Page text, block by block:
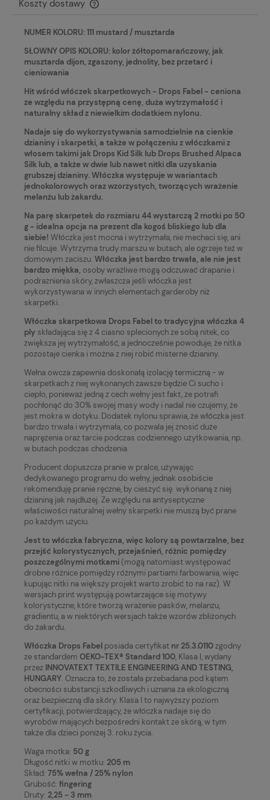
Koszty dostawy
Cena nie zawiera ewentualnych kosztów płatności
NUMER KOLORU: 111 mustard / musztarda
SŁOWNY OPIS KOLORU: kolor żółtopomarańczowy, jak
musztarda dijon, zgaszony, jednolity, bez przetarć i
cieniowania
Hit wśród włóczek skarpetkowych - Drops Fabel - ceniona
ze względu na przystępną cenę, duża wytrzymałość i
naturalny skład z niewielkim dodatkiem nylonu.
Nadaje się do wykorzystywania samodzielnie na cienkie
dzianiny i skarpetki, a także w połączeniu z włóczkami z
włosem takimi jak Drops Kid Silk lub Drops Brushed Alpaca
Silk lub, a także w dwie lub nawet nitki dla uzyskania
grubszej dzianiny. Włóczka występuje w wariantach
jednokolorowych oraz wzorzystych, tworzących wrażenie
melanżu lub żakardu.
Na parę skarpetek do rozmiaru 44 wystarczą 2 motki po 50
g - idealna opcja na prezent dla kogoś bliskiego lub dla
siebie! Włóczka jest mocna i wytrzymała, nie mechaci się, ani
nie filcuje. Wytrzyma trudy marszu w butach, ale ogrzeje też w
domowym zaciszu. Włóczka jest bardzo trwała, ale nie jest
bardzo miękka, osoby wrażliwe mogą odczuwać drapanie i
podrażnienia skóry, zwłaszcza jeśli włóczka jest
wykorzystywana w innych elementach garderoby niż
skarpetki.
Włóczka skarpetkowa Drops Fabel to tradycyjna włóczka 4
ply składająca się z 4 ciasno splecionych ze sobą nitek, co
zwiększa jej wytrzymałość, a jednocześnie powoduje, że nitka
pozostaje cienka i można z niej robić misterne dzianiny.
Wełna owcza zapewnia doskonałą izolację termiczną - w
skarpetkach z niej wykonanych zawsze będzie Ci sucho i
ciepło, ponieważ jedną z cech wełny jest fakt, że potrafi
pochłonąć do 30% swojej masy wody i nadal nie czujemy, że
jest mokra w dotyku. Dodatek nylonu sprawia, że włóczka jest
bardzo trwała i wytrzymała, co pozwala jej znosić duże
naprężenia oraz tarcie podczas codziennego użytkowania, np.
w butach podczas chodzenia.
Producent dopuszcza pranie w pralce, używając
dedykowanego programu do wełny, jednak osobiście
rekomenduję pranie ręczne, by cieszyć się wykonaną z niej
dzianiną jak najdłużej. Ze względu na antyseptyczne
właściwości naturalnej wełny skarpetki nie muszą być prane
po każdym użyciu.
Jest to włóczka fabryczna, więc kolory są powtarzalne, bez
przejść kolorystycznych, przejaśnień, różnic pomiędzy
poszczególnymi motkami(mogą natomiast występować
drobne różnice pomiędzy różnymi partiami farbowania, więc
kupując nitki na większy projekt warto zrobić to na raz). W
wersjach print występują powtarzające się motywy
kolorystyczne, które tworzą wrażenie pasków, melanżu,
gradientu, a w niektórych wersjach także wzorów zbliżonych
do żakardu.
Włóczka Drops Fabel posiada certyfikat nr 25.3.0110zgodny
ze standardem OEKO-TEX® Standard 100, Klasa I, wydany
przez INNOVATEXT TEXTILE ENGINEERING AND TESTING,
HUNGARY. Oznacza to, że została przebadana pod kątem
obecności substancji szkodliwych i uznana za ekologiczną
oraz bezpieczną dla skóry. Klasa I to najwyższy poziom
certyfikacji, potwierdzający, że włóczka nadaje się do
wyrobów mających bezpośredni kontakt ze skórą, w tym
także dla dzieci poniżej 3. roku życia.
Waga motka: 50 g
Długość nitki w motku: 205 m
Skład: 75% wełna / 25% nylon
Grubość: fingering
Druty: 2,25 - 3 mm